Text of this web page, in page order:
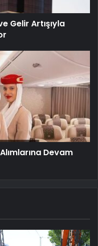
Gelir Artışıyla
Devam